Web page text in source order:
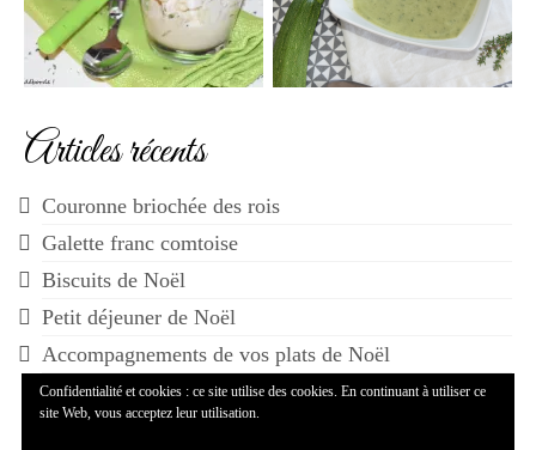
Articles récents
Couronne briochée des rois
Galette franc comtoise
Biscuits de Noël
Petit déjeuner de Noël
Accompagnements de vos plats de Noël
Confidentialité et cookies : ce site utilise des cookies. En continuant à utiliser ce
site Web, vous acceptez leur utilisation.